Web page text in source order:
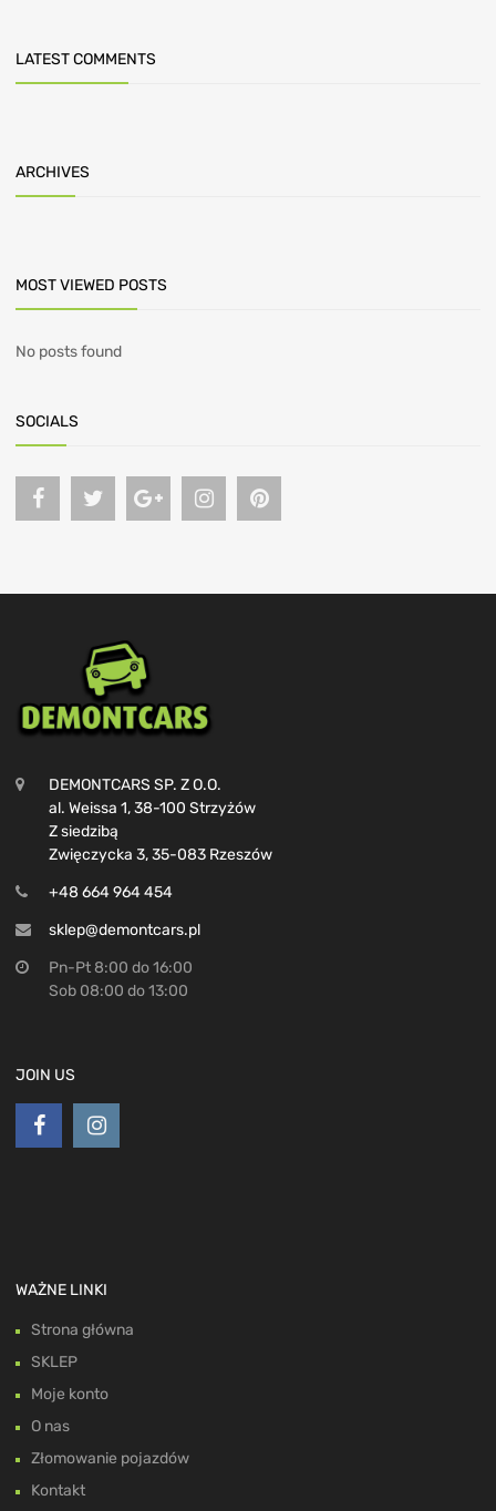
LATEST COMMENTS
ARCHIVES
MOST VIEWED POSTS
No posts found
SOCIALS
DEMONTCARS SP. Z O.O.
al. Weissa 1, 38-100 Strzyżów
Z siedzibą
Zwięczycka 3, 35-083 Rzeszów
+48 664 964 454
sklep@demontcars.pl
Pn-Pt 8:00 do 16:00
Sob 08:00 do 13:00
JOIN US
WAŻNE LINKI
Strona główna
SKLEP
Moje konto
O nas
Złomowanie pojazdów
Kontakt